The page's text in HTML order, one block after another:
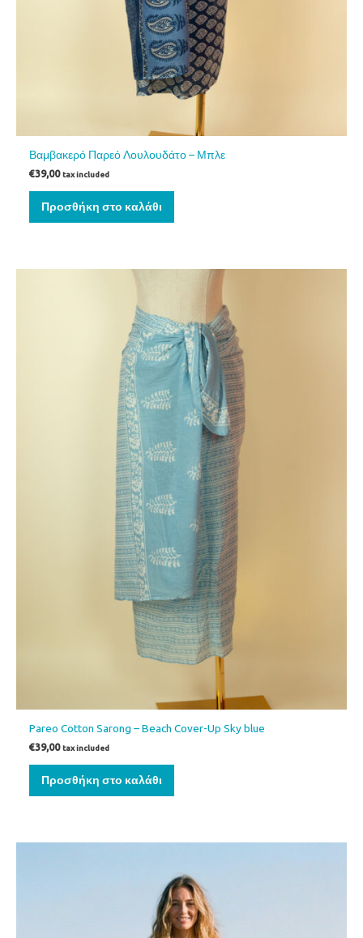
Βαμβακερό Παρεό Λουλουδάτο – Μπλε
€39,00 tax included
Προσθήκη στο καλάθι
Pareo Cotton Sarong – Beach Cover-Up Sky blue
€39,00 tax included
Προσθήκη στο καλάθι